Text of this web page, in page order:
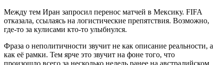
Между тем Иран запросил перенос матчей в Мексику. FIFA
отказала, ссылаясь на логистические препятствия. Возможно,
где-то за кулисами кто-то улыбнулся.
Фраза о неполитичности звучит не как описание реальности, а
как её рамки. Тем ярче это звучит на фоне того, что
произошло всего за несколько недель ранее на австралийском